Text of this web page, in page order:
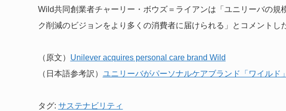
Wild共同創業者チャーリー・ボウズ＝ライアンは「ユニリーバの規
ク削減のビジョンをより多くの消費者に届けられる」とコメントし
（原文） Unilever acquires personal care brand Wild
（日本語参考訳） ユニリーバがパーソナルケアブランド「ワイルド
タグ: サステナビリティ